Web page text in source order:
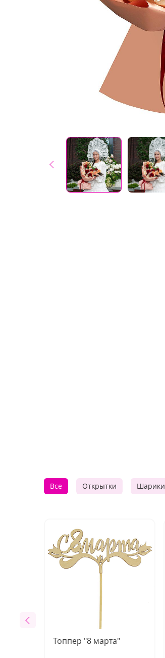
Все Открытки Шарики
Топпер "8 марта"